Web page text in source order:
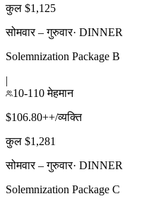
कुल $1,125
सोमवार – गुरुवार· DINNER
Solemnization Package B
|
10-110 मेहमान
$106.80++/व्यक्ति
कुल $1,281
सोमवार – गुरुवार· DINNER
Solemnization Package C